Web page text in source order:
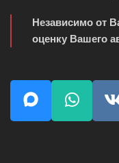
Независимо от
оценку Вашего